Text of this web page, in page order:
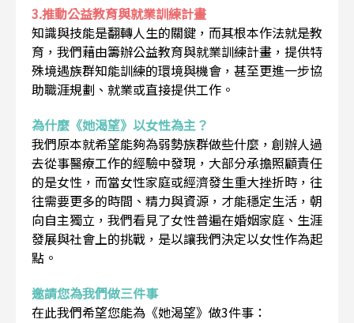
3.推動公益教育與就業訓練計畫
知識與技能是翻轉人生的關鍵，而其根本作法就是教
育，我們藉由籌辦公益教育與就業訓練計畫，提供特
殊境遇族群知能訓練的環境與機會，甚至更進一步協
助職涯規劃、就業或直接提供工作。
為什麼《她渴望》以女性為主？
我們原本就希望能夠為弱勢族群做些什麼，創辦人過
去從事醫療工作的經驗中發現，大部分承擔照顧責任
的是女性，而當女性家庭或經濟發生重大挫折時，往
往需要更多的時間、精力與資源，才能穩定生活，朝
向自主獨立，我們看見了女性普遍在婚姻家庭、生涯
發展與社會上的挑戰，是以讓我們決定以女性作為起
點。
邀請您為我們做三件事
在此我們希望您能為《她渴望》做3件事：